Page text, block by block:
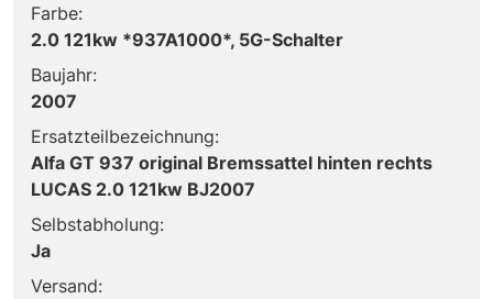
Farbe:
2.0 121kw *937A1000*, 5G-Schalter
Baujahr:
2007
Ersatzteilbezeichnung:
Alfa GT 937 original Bremssattel hinten rechts
LUCAS 2.0 121kw BJ2007
Selbstabholung:
Ja
Versand: